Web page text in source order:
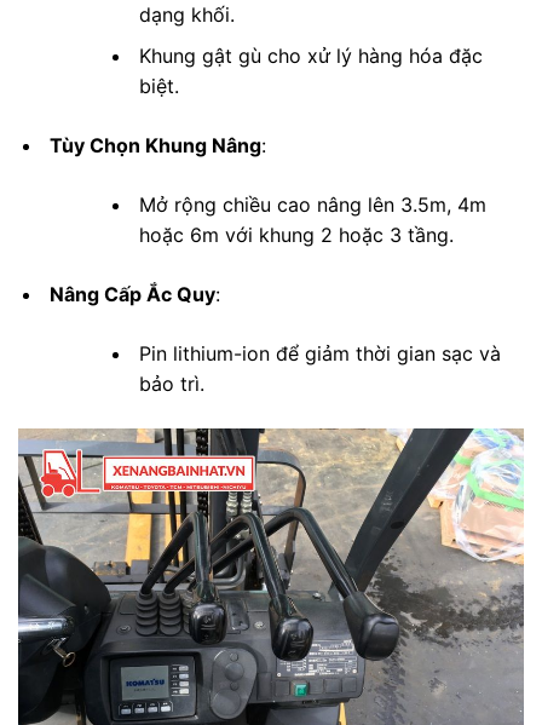
dạng khối.
Khung gật gù cho xử lý hàng hóa đặc
biệt.
Tùy Chọn Khung Nâng:
Mở rộng chiều cao nâng lên 3.5m, 4m
hoặc 6m với khung 2 hoặc 3 tầng.
Nâng Cấp Ắc Quy:
Pin lithium-ion để giảm thời gian sạc và
bảo trì.